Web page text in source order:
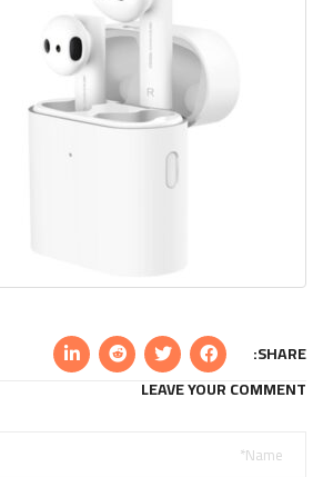
SHARE:
LEAVE YOUR COMMENT